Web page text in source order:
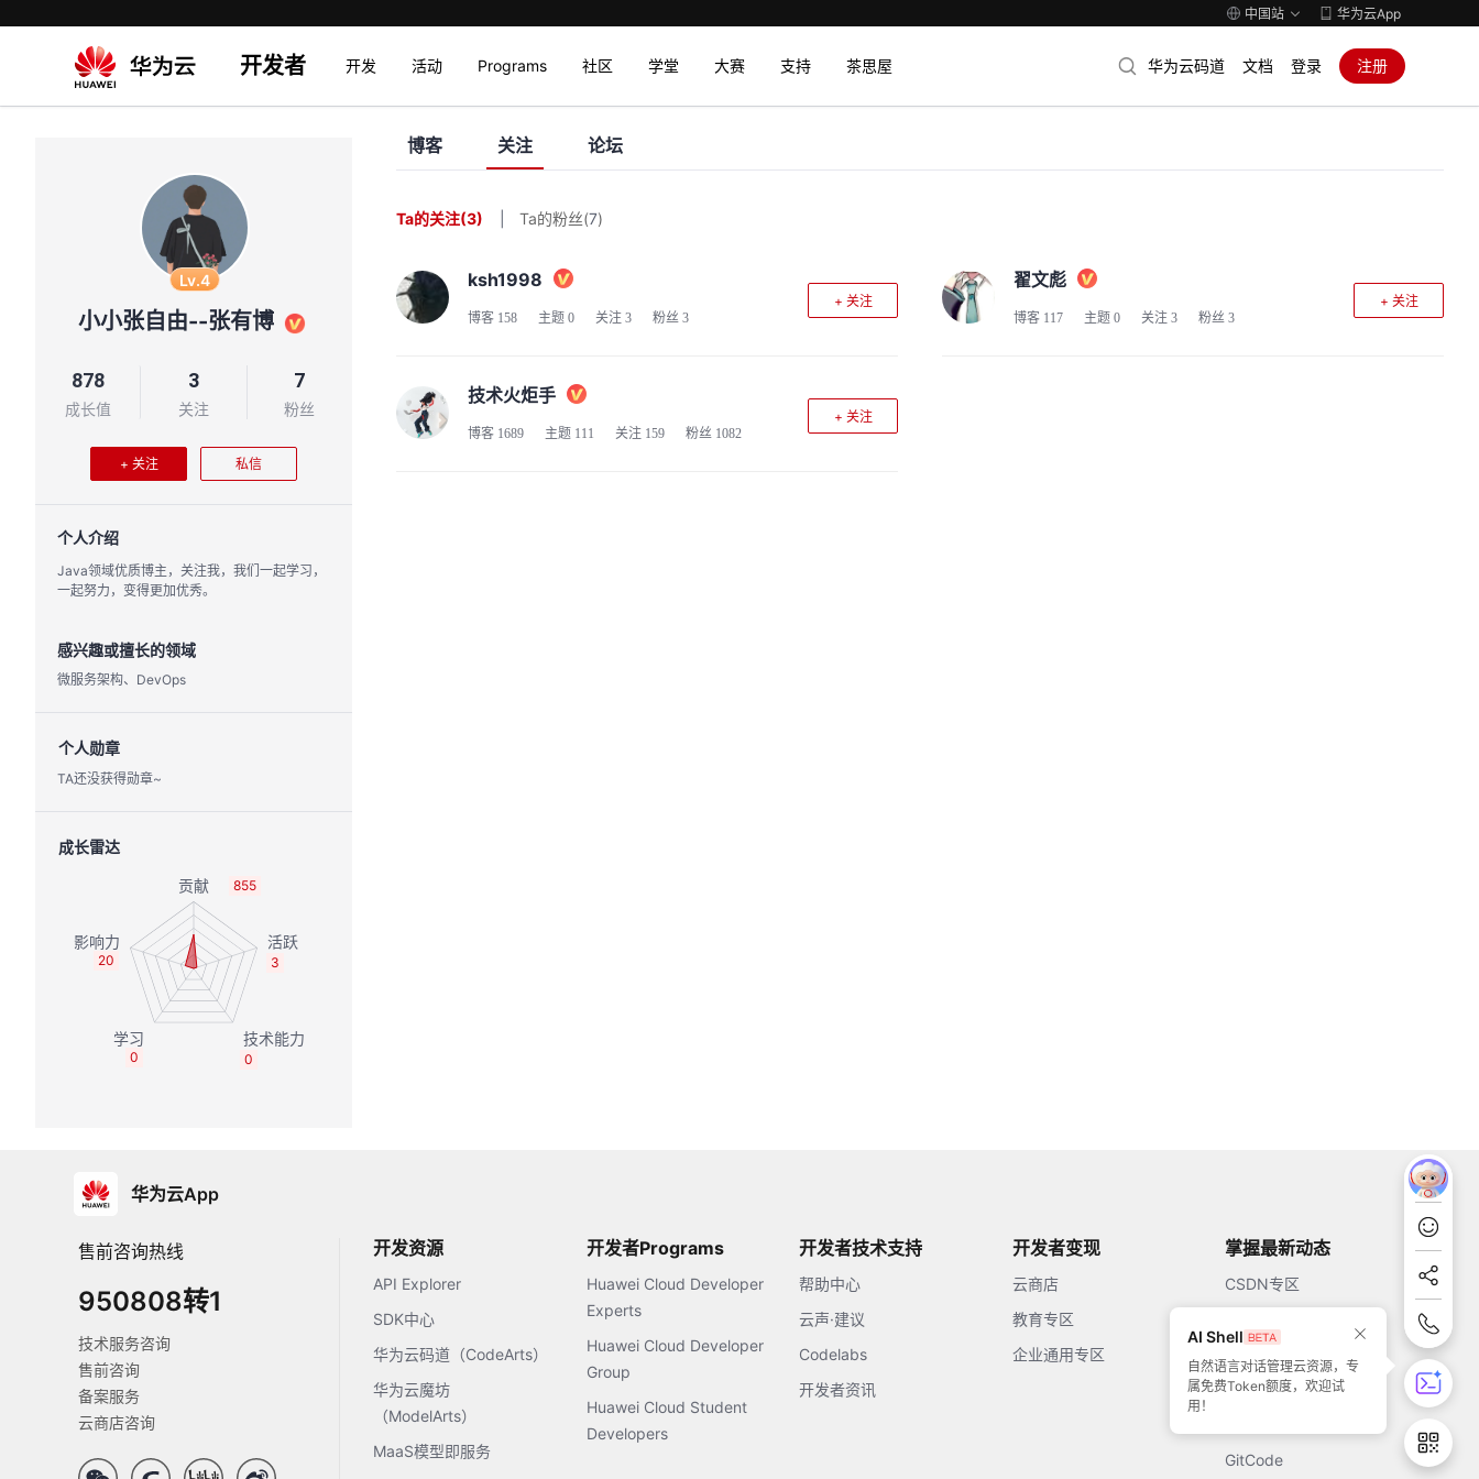
中国站 华为云App
开发者 开发 活动 Programs 社区 学堂 大赛 支持 茶思屋 华为云码道 文档 登录 注册
Lv.4
小小张自由--张有博
878
成长值
3
关注
7
粉丝
+ 关注 私信
个人介绍
Java领域优质博主，关注我，我们一起学习，
一起努力，变得更加优秀。
感兴趣或擅长的领域
微服务架构、DevOps
个人勋章
TA还没获得勋章~
成长雷达
855
3
0
0
20
博客 关注 论坛
Ta的关注(3) Ta的粉丝(7)
ksh1998
博客 158 主题 0 关注 3 粉丝 3
+ 关注
翟文彪
博客 117 主题 0 关注 3 粉丝 3
+ 关注
技术火炬手
博客 1689 主题 111 关注 159 粉丝 1082
+ 关注
华为云App
售前咨询热线
950808转1
技术服务咨询
售前咨询
备案服务
云商店咨询
开发资源
API Explorer
SDK中心
华为云码道（CodeArts）
华为云魔坊
（ModelArts）
MaaS模型即服务
开发者Programs
Huawei Cloud Developer
Experts
Huawei Cloud Developer
Group
Huawei Cloud Student
Developers
开发者技术支持
帮助中心
云声·建议
Codelabs
开发者资讯
开发者变现
云商店
教育专区
企业通用专区
掌握最新动态
CSDN专区
51CTO
GitCode
AI Shell
自然语言对话管理云资源，专
属免费Token额度，欢迎试
用！